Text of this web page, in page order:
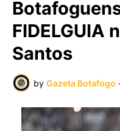
FIDELGUIA
Santos
by Gazeta Botafogo